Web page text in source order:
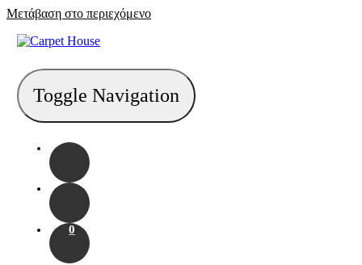
Μετάβαση στο περιεχόμενο
Toggle Navigation
0